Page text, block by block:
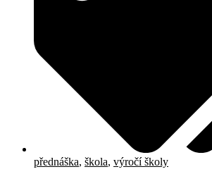
přednáška, škola, výročí školy